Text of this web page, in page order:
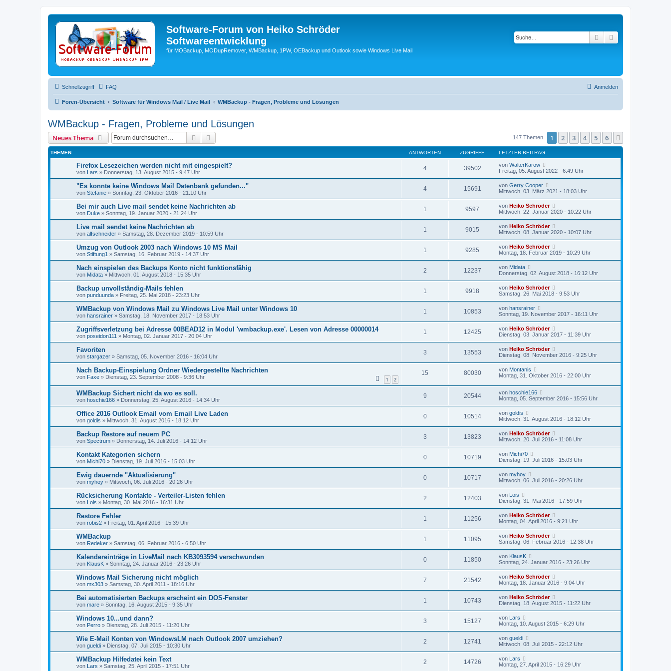
Software-Forum von Heiko Schröder
Softwareentwicklung
für MOBackup, MODupRemover, WMBackup, 1PW, OEBackup und Outlook sowie Windows Live Mail
Suche
Schnellzugriff FAQ Anmelden
Foren-Übersicht Software für Windows Mail / Live Mail WMBackup - Fragen, Probleme und Lösungen
WMBackup - Fragen, Probleme und Lösungen
Neues Thema Suche 147 Themen 1 2 3 4 5 6
THEMEN ANTWORTEN ZUGRIFFE LETZTER BEITRAG
Firefox Lesezeichen werden nicht mit eingespielt?
von Lars » Donnerstag, 13. August 2015 - 9:47 Uhr
4 39502 von WalterKarow
Freitag, 05. August 2022 - 6:49 Uhr
"Es konnte keine Windows Mail Datenbank gefunden..."
von Stefanie » Sonntag, 23. Oktober 2016 - 21:10 Uhr
4 15691 von Gerry Cooper
Mittwoch, 03. März 2021 - 18:03 Uhr
Bei mir auch Live mail sendet keine Nachrichten ab
von Duke » Sonntag, 19. Januar 2020 - 21:24 Uhr
1 9597 von Heiko Schröder
Mittwoch, 22. Januar 2020 - 10:22 Uhr
Live mail sendet keine Nachrichten ab
von alfschneider » Samstag, 28. Dezember 2019 - 10:59 Uhr
1 9015 von Heiko Schröder
Mittwoch, 08. Januar 2020 - 10:07 Uhr
Umzug von Outlook 2003 nach Windows 10 MS Mail
von Stiftung1 » Samstag, 16. Februar 2019 - 14:37 Uhr
1 9285 von Heiko Schröder
Montag, 18. Februar 2019 - 10:29 Uhr
Nach einspielen des Backups Konto nicht funktionsfähig
von Midata » Mittwoch, 01. August 2018 - 15:35 Uhr
2 12237 von Midata
Donnerstag, 02. August 2018 - 16:12 Uhr
Backup unvollständig-Mails fehlen
von punduunda » Freitag, 25. Mai 2018 - 23:23 Uhr
1 9918 von Heiko Schröder
Samstag, 26. Mai 2018 - 9:53 Uhr
WMBackup von Windows Mail zu Windows Live Mail unter Windows 10
von hansrainer » Samstag, 18. November 2017 - 18:53 Uhr
1 10853 von hansrainer
Sonntag, 19. November 2017 - 16:11 Uhr
Zugriffsverletzung bei Adresse 00BEAD12 in Modul 'wmbackup.exe'. Lesen von Adresse 00000014
von poseidon111 » Montag, 02. Januar 2017 - 20:04 Uhr
1 12425 von Heiko Schröder
Dienstag, 03. Januar 2017 - 11:39 Uhr
Favoriten
von stargazer » Samstag, 05. November 2016 - 16:04 Uhr
3 13553 von Heiko Schröder
Dienstag, 08. November 2016 - 9:25 Uhr
Nach Backup-Einspielung Ordner Wiedergestellte Nachrichten
von Faxe » Dienstag, 23. September 2008 - 9:36 Uhr 1 2
15 80030 von Montanis
Montag, 31. Oktober 2016 - 22:00 Uhr
WMBackup Sichert nicht da wo es soll.
von hoschie166 » Donnerstag, 25. August 2016 - 14:34 Uhr
9 20544 von hoschie166
Montag, 05. September 2016 - 15:56 Uhr
Office 2016 Outlook Email vom Email Live Laden
von goldis » Mittwoch, 31. August 2016 - 18:12 Uhr
0 10514 von goldis
Mittwoch, 31. August 2016 - 18:12 Uhr
Backup Restore auf neuem PC
von Spectrum » Donnerstag, 14. Juli 2016 - 14:12 Uhr
3 13823 von Heiko Schröder
Mittwoch, 20. Juli 2016 - 11:08 Uhr
Kontakt Kategorien sichern
von Michi70 » Dienstag, 19. Juli 2016 - 15:03 Uhr
0 10719 von Michi70
Dienstag, 19. Juli 2016 - 15:03 Uhr
Ewig dauernde "Aktualisierung"
von myhoy » Mittwoch, 06. Juli 2016 - 20:26 Uhr
0 10717 von myhoy
Mittwoch, 06. Juli 2016 - 20:26 Uhr
Rücksicherung Kontakte - Verteiler-Listen fehlen
von Lois » Montag, 30. Mai 2016 - 16:31 Uhr
2 12403 von Lois
Dienstag, 31. Mai 2016 - 17:59 Uhr
Restore Fehler
von robis2 » Freitag, 01. April 2016 - 15:39 Uhr
1 11256 von Heiko Schröder
Montag, 04. April 2016 - 9:21 Uhr
WMBackup
von Redeker » Samstag, 06. Februar 2016 - 6:50 Uhr
1 11095 von Heiko Schröder
Samstag, 06. Februar 2016 - 12:38 Uhr
Kalendereinträge in LiveMail nach KB3093594 verschwunden
von KlausK » Sonntag, 24. Januar 2016 - 23:26 Uhr
0 11850 von KlausK
Sonntag, 24. Januar 2016 - 23:26 Uhr
Windows Mail Sicherung nicht möglich
von mx303 » Samstag, 30. April 2011 - 18:16 Uhr
7 21542 von Heiko Schröder
Montag, 18. Januar 2016 - 9:04 Uhr
Bei automatisierten Backups erscheint ein DOS-Fenster
von mare » Sonntag, 16. August 2015 - 9:35 Uhr
1 10743 von Heiko Schröder
Dienstag, 18. August 2015 - 11:22 Uhr
Windows 10...und dann?
von Perro » Dienstag, 28. Juli 2015 - 11:20 Uhr
3 15127 von Lars
Montag, 10. August 2015 - 6:29 Uhr
Wie E-Mail Konten von WindowsLM nach Outlook 2007 umziehen?
von gueldi » Dienstag, 07. Juli 2015 - 10:30 Uhr
2 12741 von gueldi
Mittwoch, 08. Juli 2015 - 22:12 Uhr
WMBackup Hilfedatei kein Text
von Lars » Samstag, 25. April 2015 - 17:51 Uhr
2 14726 von Lars
Montag, 27. April 2015 - 16:29 Uhr